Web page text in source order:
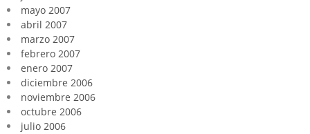
mayo 2007
abril 2007
marzo 2007
febrero 2007
enero 2007
diciembre 2006
noviembre 2006
octubre 2006
julio 2006